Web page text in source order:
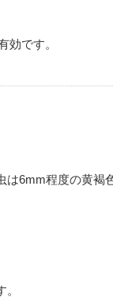
効です。
は6mm程度の黄褐